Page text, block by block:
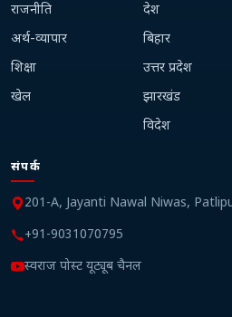
राजनीति
अर्थ-व्यापार
शिक्षा
खेल
देश
बिहार
उत्तर प्रदेश
झारखंड
विदेश
संपर्क
201-A, Jayanti Nawal Niwas,
+91-9031070795
स्वराज पोस्ट यूट्यूब चैनल